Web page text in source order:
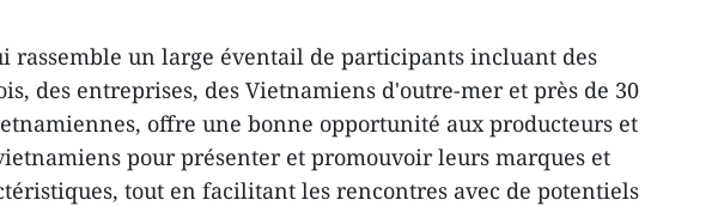
rassemble un large éventail de participants incluant des
des entreprises, des Vietnamiens d'outre-mer et près de 30
offre une bonne opportunité aux producteurs et
pour présenter et promouvoir leurs marques et
tout en facilitant les rencontres avec de potentiels